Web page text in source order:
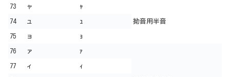
73 ャ ｬ
拗音用半音
74 ュ ｭ
75 ョ ｮ
76 ァ ｧ
77 ィ ｨ